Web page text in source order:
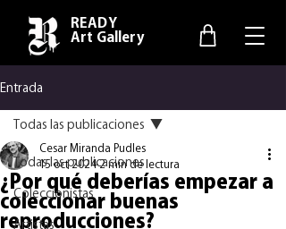
READY
Art Gallery
Entrada
Todas las publicaciones
Coleccionistas
Artistas
Todas las publicaciones
¿Por qué deberías empezar a
coleccionar buenas
reproducciones?
Cesar Miranda Pudles
15 oct 2024 2 min de lectura